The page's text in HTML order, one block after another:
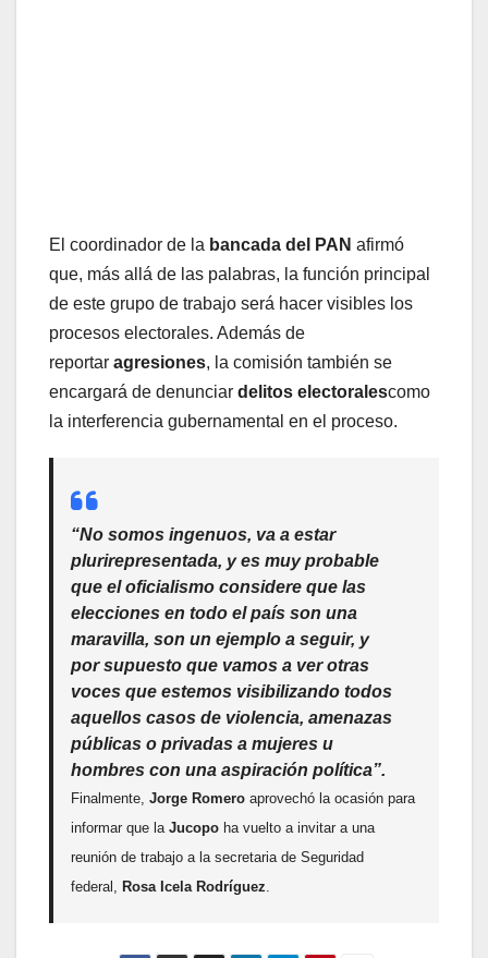
El coordinador de la bancada del PAN afirmó
que, más allá de las palabras, la función principal
de este grupo de trabajo será hacer visibles los
procesos electorales. Además de
reportar agresiones, la comisión también se
encargará de denunciar delitos electoralescomo
la interferencia gubernamental en el proceso.
“No somos ingenuos, va a estar
plurirepresentada, y es muy probable
que el oficialismo considere que las
elecciones en todo el país son una
maravilla, son un ejemplo a seguir, y
por supuesto que vamos a ver otras
voces que estemos visibilizando todos
aquellos casos de violencia, amenazas
públicas o privadas a mujeres u
hombres con una aspiración política”.
Finalmente, Jorge Romero aprovechó la ocasión para
informar que la Jucopo ha vuelto a invitar a una
reunión de trabajo a la secretaria de Seguridad
federal,
Rosa Icela Rodríguez